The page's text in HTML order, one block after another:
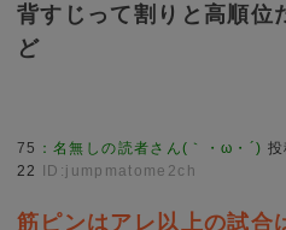
背すじって割りと高順位
ど
75 ：名無しの読者さん(｀・ω・´)
22 ID:jumpmatome2ch
筋ピンはアレ以上の試合